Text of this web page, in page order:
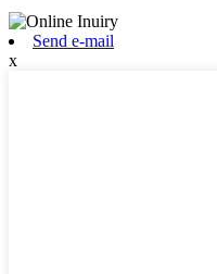
Send e-mail
x